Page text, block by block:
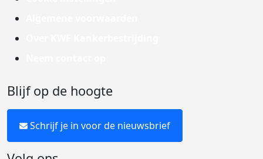
Blijf op de hoogte
Schrijf je in voor de nieuwsbrief